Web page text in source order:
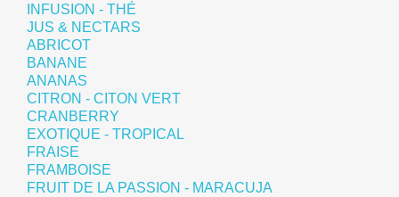
INFUSION - THÉ
JUS & NECTARS
ABRICOT
BANANE
ANANAS
CITRON - CITON VERT
CRANBERRY
EXOTIQUE - TROPICAL
FRAISE
FRAMBOISE
FRUIT DE LA PASSION - MARACUJA